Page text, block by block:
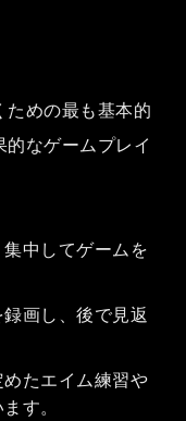
ための最も基本的
なゲームプレイ
集中してゲームを
画し、後で見返
たエイム練習や
す。